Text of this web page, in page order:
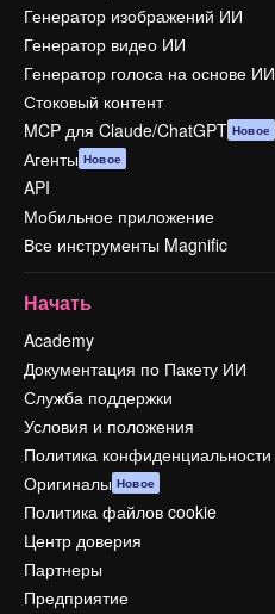
Генератор изображений ИИ
Генератор видео ИИ
Генератор голоса на основе ИИ
Стоковый контент
MCP для Claude/ChatGPT Новое
Агенты Новое
API
Мобильное приложение
Все инструменты Magnific
Начать
Academy
Документация по Пакету ИИ
Служба поддержки
Условия и положения
Политика конфиденциальности
Оригиналы Новое
Политика файлов cookie
Центр доверия
Партнеры
Предприятие